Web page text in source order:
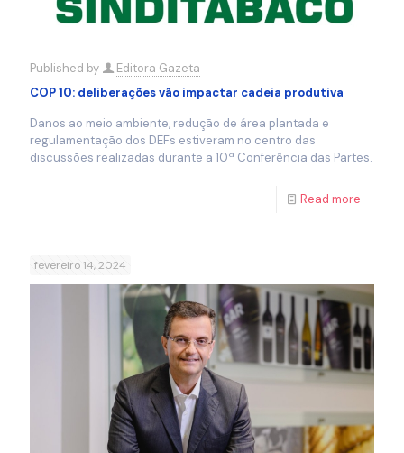
Published by
Editora Gazeta
COP 10: deliberações vão impactar cadeia produtiva
Danos ao meio ambiente, redução de área plantada e
regulamentação dos DEFs estiveram no centro das
discussões realizadas durante a 10ª Conferência das Partes.
Read more
fevereiro 14, 2024